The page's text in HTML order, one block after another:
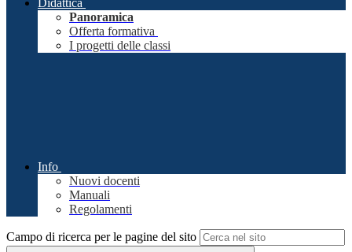
Didattica
Panoramica
Offerta formativa
I progetti delle classi
Info
Nuovi docenti
Manuali
Regolamenti
Campo di ricerca per le pagine del sito